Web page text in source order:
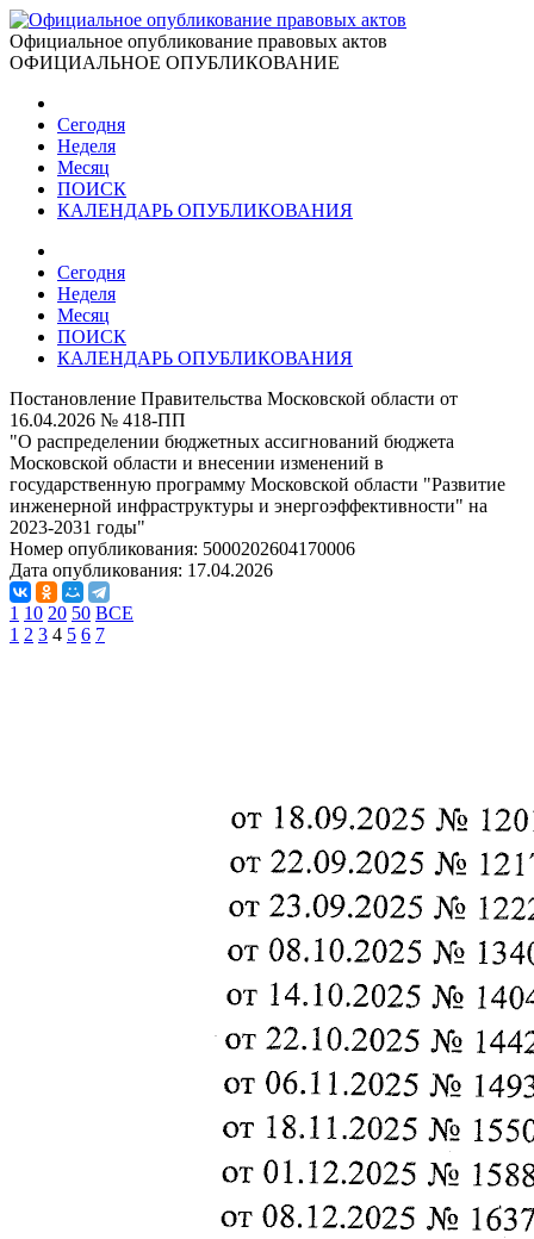
Официальное опубликование правовых актов
ОФИЦИАЛЬНОЕ ОПУБЛИКОВАНИЕ
Сегодня
Неделя
Месяц
ПОИСК
КАЛЕНДАРЬ ОПУБЛИКОВАНИЯ
Сегодня
Неделя
Месяц
ПОИСК
КАЛЕНДАРЬ ОПУБЛИКОВАНИЯ
Постановление Правительства Московской области от
16.04.2026 № 418-ПП
"О распределении бюджетных ассигнований бюджета
Московской области и внесении изменений в
государственную программу Московской области "Развитие
инженерной инфраструктуры и энергоэффективности" на
2023-2031 годы"
Номер опубликования: 5000202604170006
Дата опубликования: 17.04.2026
1 10 20 50 ВСЕ
1 2 3 4 5 6 7